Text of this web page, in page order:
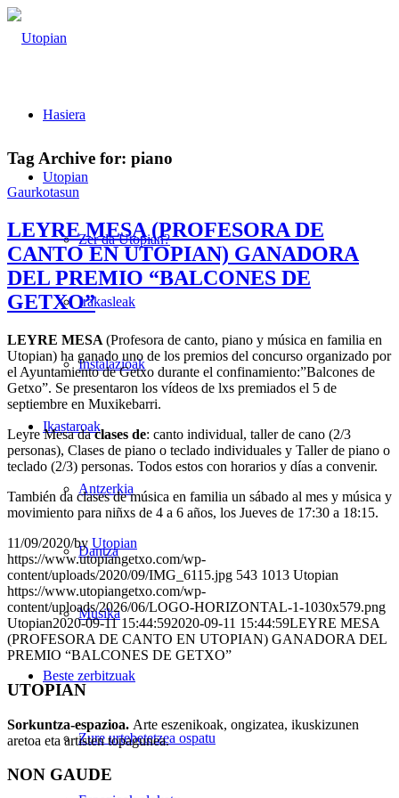
Hasiera
Utopian
Zer da Utopian?
Irakasleak
Instalazioak
Ikastaroak
Antzerkia
Dantza
Musika
Beste zerbitzuak
Zure urtebetetzea ospatu
Tag Archive for: piano
Gaurkotasun
LEYRE MESA (PROFESORA DE
CANTO EN UTOPIAN) GANADORA
DEL PREMIO “BALCONES DE
GETXO”
LEYRE MESA (Profesora de canto, piano y música en familia en
Utopian) ha ganado uno de los premios del concurso organizado por
el Ayuntamiento de Getxo durante el confinamiento:”Balcones de
Getxo”. Se presentaron los vídeos de lxs premiados el 5 de
septiembre en Muxikebarri.
Leyre Mesa daclases de: canto individual, taller de cano (2/3
personas), Clases de piano o teclado individuales y Taller de piano o
teclado (2/3) personas. Todos estos con horarios y días a convenir.
También da clases de música en familia un sábado al mes y música y
movimiento para niñxs de 4 a 6 años, los Jueves de 17:30 a 18:15.
11/09/2020/by Utopian
https://www.utopiangetxo.com/wp-
content/uploads/2020/09/IMG_6115.jpg 543 1013 Utopian
https://www.utopiangetxo.com/wp-
content/uploads/2026/06/LOGO-HORIZONTAL-1-1030x579.png
Utopian2020-09-11 15:44:592020-09-11 15:44:59LEYRE MESA
(PROFESORA DE CANTO EN UTOPIAN) GANADORA DEL
PREMIO “BALCONES DE GETXO”
UTOPIAN
Sorkuntza-espazioa. Arte eszenikoak, ongizatea, ikuskizunen
aretoa eta artisten topagunea.
NON GAUDE